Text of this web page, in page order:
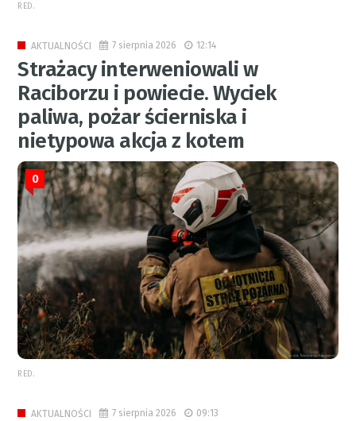
RED.
AKTUALNOŚCI 7 sierpnia 2026 12:14
Strażacy interweniowali w
Raciborzu i powiecie. Wyciek
paliwa, pożar ścierniska i
nietypowa akcja z kotem
0
RED.
AKTUALNOŚCI 7 sierpnia 2026 09:13